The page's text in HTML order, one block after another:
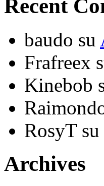
Recent
baudo su
Frafreex
Kinebob
RosyTsu
Archives